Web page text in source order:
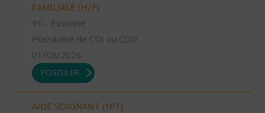
FAMILIALE (H/F)
91 - Essonne
Possibilité de CDI ou CDD
01/08/2026
POSTULER
AIDE SOIGNANT (H/F)